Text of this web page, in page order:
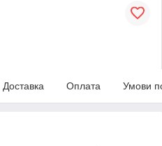
Доставка Оплата Умови